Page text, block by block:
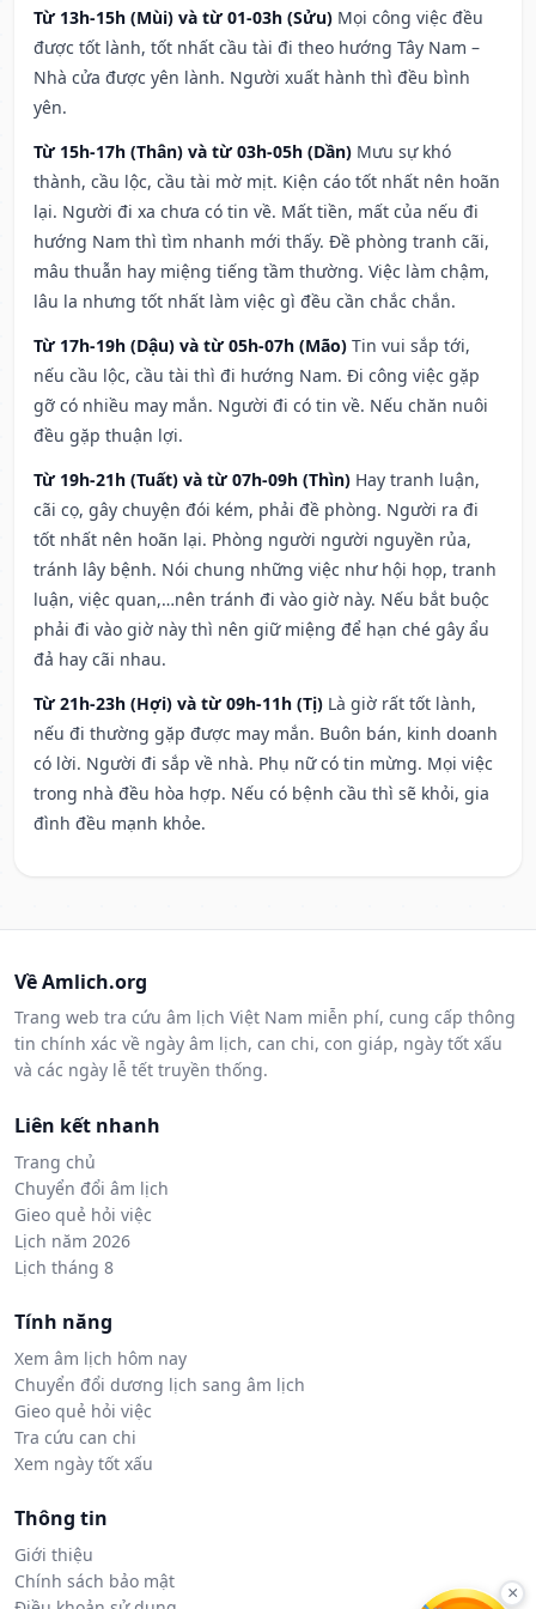
Từ 13h-15h (Mùi) và từ 01-03h (Sửu) Mọi công việc đều
được tốt lành, tốt nhất cầu tài đi theo hướng Tây Nam –
Nhà cửa được yên lành. Người xuất hành thì đều bình
yên.
Từ 15h-17h (Thân) và từ 03h-05h (Dần) Mưu sự khó
thành, cầu lộc, cầu tài mờ mịt. Kiện cáo tốt nhất nên hoãn
lại. Người đi xa chưa có tin về. Mất tiền, mất của nếu đi
hướng Nam thì tìm nhanh mới thấy. Đề phòng tranh cãi,
mâu thuẫn hay miệng tiếng tầm thường. Việc làm chậm,
lâu la nhưng tốt nhất làm việc gì đều cần chắc chắn.
Từ 17h-19h (Dậu) và từ 05h-07h (Mão) Tin vui sắp tới,
nếu cầu lộc, cầu tài thì đi hướng Nam. Đi công việc gặp
gỡ có nhiều may mắn. Người đi có tin về. Nếu chăn nuôi
đều gặp thuận lợi.
Từ 19h-21h (Tuất) và từ 07h-09h (Thìn) Hay tranh luận,
cãi cọ, gây chuyện đói kém, phải đề phòng. Người ra đi
tốt nhất nên hoãn lại. Phòng người người nguyền rủa,
tránh lây bệnh. Nói chung những việc như hội họp, tranh
luận, việc quan,…nên tránh đi vào giờ này. Nếu bắt buộc
phải đi vào giờ này thì nên giữ miệng để hạn ché gây ẩu
đả hay cãi nhau.
Từ 21h-23h (Hợi) và từ 09h-11h (Tị) Là giờ rất tốt lành,
nếu đi thường gặp được may mắn. Buôn bán, kinh doanh
có lời. Người đi sắp về nhà. Phụ nữ có tin mừng. Mọi việc
trong nhà đều hòa hợp. Nếu có bệnh cầu thì sẽ khỏi, gia
đình đều mạnh khỏe.
Về Amlich.org
Trang web tra cứu âm lịch Việt Nam miễn phí, cung cấp thông
tin chính xác về ngày âm lịch, can chi, con giáp, ngày tốt xấu
và các ngày lễ tết truyền thống.
Liên kết nhanh
Trang chủ
Chuyển đổi âm lịch
Gieo quẻ hỏi việc
Lịch năm 2026
Lịch tháng 8
Tính năng
Xem âm lịch hôm nay
Chuyển đổi dương lịch sang âm lịch
Gieo quẻ hỏi việc
Tra cứu can chi
Xem ngày tốt xấu
Thông tin
Giới thiệu
Chính sách bảo mật
×